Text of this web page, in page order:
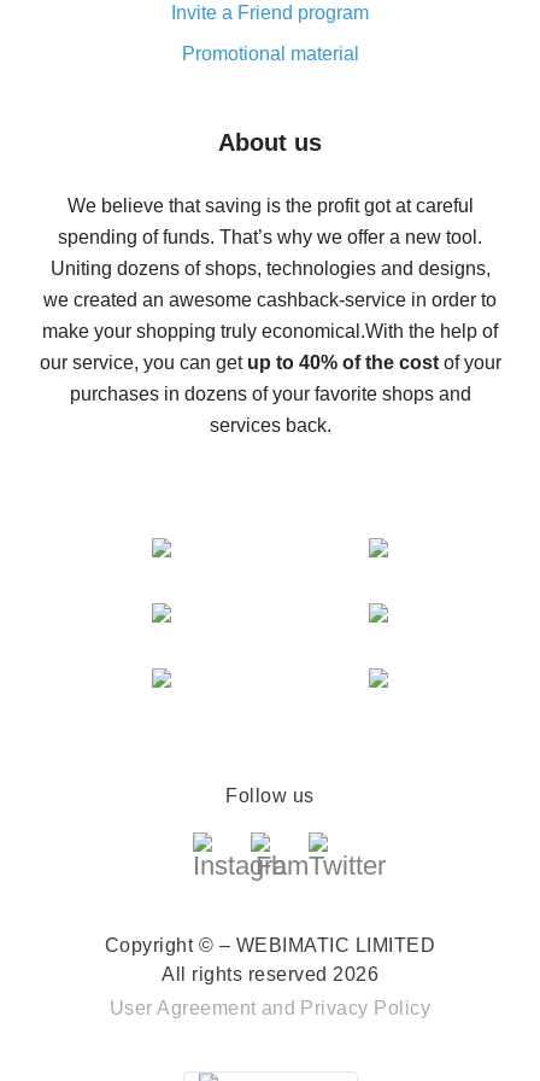
8% cash back on AliExpress - saving real money is a
real thing
Five ways to get the most cash back on AliExpress
back
10% cash back on AliExpress - the impossible is
possible
The best cash back on AliExpress - how to find it
The best cash back service for AliExpress - let's
compare offers
Invite a Friend program
Promotional material
About us
We believe that saving is the profit got at careful
spending of funds. That’s why we offer a new tool.
Uniting dozens of shops, technologies and designs,
we created an awesome cashback-service in order to
make your shopping truly economical.With the help of
our service, you can get up to 40% of the costof your
purchases in dozens of your favorite shops and
services back.
Follow us
Copyright © – WEBIMATIC LIMITED
All rights reserved 2026
User Agreement and Privacy Policy